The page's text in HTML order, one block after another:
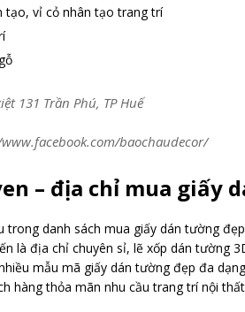
tạo, vỉ cỏ nhân tạo trang trí
131 Trần Phú, TP Huế
baochaudecor/
– địa chỉ mua giấy
trong danh sách mua giấy dán tường
là địa chỉ chuyên sỉ, lẽ xốp dán tường
mẫu mã giấy dán tường đẹp đa
hàng thỏa mãn nhu cầu trang trí nội